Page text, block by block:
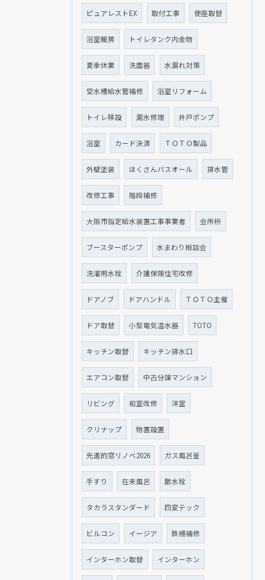
ピュアレストEX 取付工事 便座取替
浴室暖房 トイレタンク内金物
夏季休業 洗面器 水漏れ対策
受水槽給水管補修 浴室リフォーム
トイレ移設 漏水修理 井戸ポンプ
浴室 カード決済 ＴＯＴＯ製品
外壁塗装 ほくさんバスオール 排水管
改修工事 階段補修
大阪市指定給水装置工事事業者 会所枡
ブースターポンプ 水まわり相談会
洗濯用水栓 介護保険住宅改修
ドアノブ ドアハンドル ＴＯＴＯ主催
ドア取替 小型電気温水器 TOTO
キッチン取替 キッチン排水口
エアコン取替 中古分譲マンション
リビング 和室改修 洋室
クリナップ 物置設置
先進的窓リノベ2026 ガス風呂釜
手すり 在来風呂 散水栓
タカラスタンダード 四変テック
ビルコン イージア 鉄柵補修
インターホン取替 インターホン